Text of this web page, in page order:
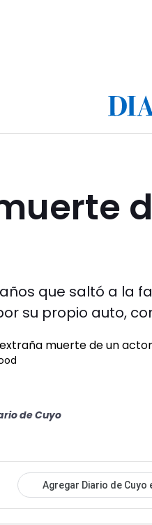
que saltó a la
su propio auto,
de Cuyo
Agregar Diario de Cuyo